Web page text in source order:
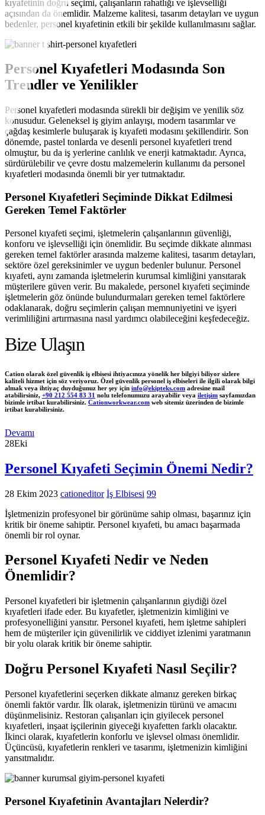
kıyafetinin doğru seçimi, çalışanların rahatlığı ve işlevselliği
açısından da önemlidir. Malzeme kalitesi, tasarım detayları ve uygun
bedenler, personel kıyafetinin etkili bir şekilde kullanılmasını sağlar.
Personel Kıyafetleri Modasında Son
Trendler ve Yenilikler
Personel kıyafetleri modasında sürekli bir değişim ve yenilik söz
konusudur. Geleneksel iş giyim anlayışı, modern tasarımlar ve
çağdaş kesimlerle buluşarak iş kıyafeti modasını şekillendirir. Son
dönemde, pastel tonlarda ve desenli personel kıyafetleri trend
olmuştur, bu da iş yerlerine canlılık ve enerji katmaktadır. Ayrıca,
sürdürülebilir ve çevre dostu malzemelerin kullanımı da personel
kıyafetleri modasında önemli bir yer tutmaktadır.
Personel Kıyafetleri Seçiminde Dikkat Edilmesi
Gereken Temel Faktörler
Personel kıyafeti seçimi, işletmelerin çalışanlarının güvenliği,
konforu ve işlevselliği için önemlidir. Bu seçimde dikkate alınması
gereken temel faktörler arasında malzeme kalitesi, tasarım detayları,
sektöre özel gereksinimler ve uygun bedenler bulunur. Personel
kıyafeti, aynı zamanda işletmelerin kurumsal kimliğini yansıtarak
müşterilere güven verir. Bu makalede, personel kıyafeti seçiminde
işletmelerin göz önünde bulundurmaları gereken temel faktörlere
odaklanarak, doğru seçimlerin çalışan memnuniyetini ve işyeri
verimliliğini artırmasına nasıl yardımcı olabileceğini keşfedeceğiz.
Bize Ulaşın
Cation olarak özel güvenlik iş elbisesi ihtiyacınıza yönelik her bilgiyi biliyor sizlere
kaliteli hizmet için söz veriyoruz. Özel güvenlik personel iş elbiseleri ile ilgili olarak bilgi
almak veya ihtiyaç duyduğunuz her şey için info@ekipteks.com adresine mail
atabilirsiniz, +90 212 554 83 31 nolu telefonumuzu arayabilir veya iletişim sayfamızdan
bizimle irtibat kurabilirsiniz. Cationworkwear.com web sitemiz üzerinden de bizimle
irtibat kurabilirsiniz.
Devamı
28Eki
Personel Kıyafeti Seçimin Önemi Nedir?
28 Ekim 2023 cationeditor İş Elbisesi 99
İşletmenizin profesyonel bir görünüme sahip olması, başarınız için
kritik bir öneme sahiptir. Personel kıyafeti, bu amacı başarmada
önemli bir rol oynar.
Personel Kıyafeti Nedir ve Neden
Önemlidir?
Personel kıyafetleri bir işletmenin çalışanlarının giydiği özel
kıyafetleri ifade eder. Bu kıyafetler, işletmenizin kimliğini ve
profesyonelliğini yansıtır. Personel kıyafeti, hem işletme sahipleri
hem de müşteriler için güvenilirlik ve ciddiyet izlenimi yaratmanın
bir yolu olarak kritik bir öneme sahiptir.
Doğru Personel Kıyafeti Nasıl Seçilir?
Personel kıyafetlerini seçerken dikkate almanız gereken birkaç
önemli faktör vardır. İlk olarak, işletmenizin türünü ve amacını
düşünmelisiniz. Restoran çalışanları için giyilecek personel
kıyafetleri, inşaat işçilerinin giyeceği kıyafetten farklı olacaktır.
İkinci olarak, kıyafetlerin konforlu ve işlevsel olması önemlidir.
Üçüncüsü, kıyafetlerin renkleri ve tasarımı, işletmenizin kimliğini
yansıtmalıdır.
Personel Kıyafetinin Avantajları Nelerdir?